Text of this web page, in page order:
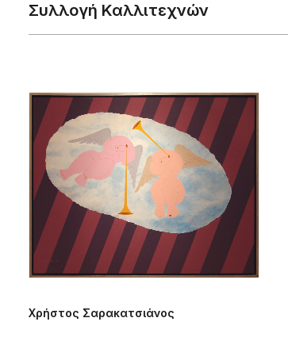
Συλλογή Καλλιτεχνών
Χρήστος Σαρακατσιάνος